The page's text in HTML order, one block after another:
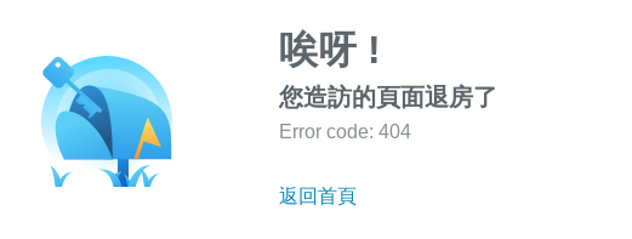
唉呀 !
您造訪的頁面退房了
Error code: 404
返回首頁